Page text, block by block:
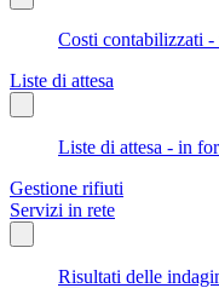
Costi contabilizzati
Liste di attesa
Liste di attesa - in
Gestione rifiuti
Servizi in rete
Risultati delle